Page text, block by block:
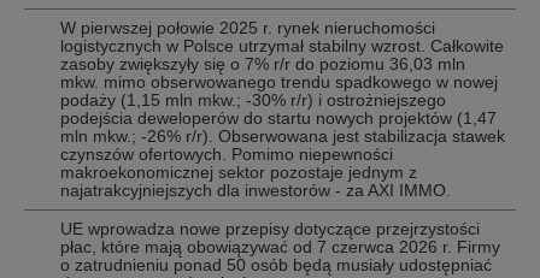
W pierwszej połowie 2025 r. rynek nieruchomości
logistycznych w Polsce utrzymał stabilny wzrost. Całkowite
zasoby zwiększyły się o 7% r/r do poziomu 36,03 mln
mkw. mimo obserwowanego trendu spadkowego w nowej
podaży (1,15 mln mkw.; -30% r/r) i ostrożniejszego
podejścia deweloperów do startu nowych projektów (1,47
mln mkw.; -26% r/r). Obserwowana jest stabilizacja stawek
czynszów ofertowych. Pomimo niepewności
makroekonomicznej sektor pozostaje jednym z
najatrakcyjniejszych dla inwestorów - za AXI IMMO.
UE wprowadza nowe przepisy dotyczące przejrzystości
płac, które mają obowiązywać od 7 czerwca 2026 r. Firmy
o zatrudnieniu ponad 50 osób będą musiały udostępniać